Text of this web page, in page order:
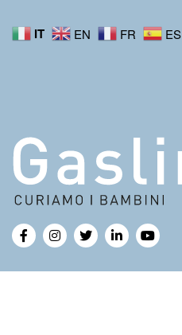
IT EN FR ES